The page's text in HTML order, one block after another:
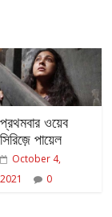
প্রথমবার ওয়েব
সিরিজ়ে পায়েল
October 4,
2021
0